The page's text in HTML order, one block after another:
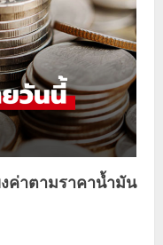
งค่าตามราคาน้ำมัน